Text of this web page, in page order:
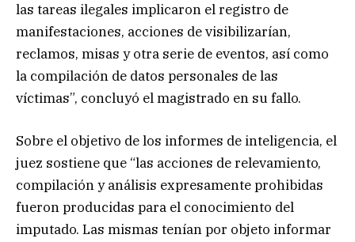
las tareas ilegales implicaron el registro de
manifestaciones, acciones de visibilizarían,
reclamos, misas y otra serie de eventos, así como
la compilación de datos personales de las
víctimas”, concluyó el magistrado en su fallo.
Sobre el objetivo de los informes de inteligencia, el
juez sostiene que “las acciones de relevamiento,
compilación y análisis expresamente prohibidas
fueron producidas para el conocimiento del
imputado. Las mismas tenían por objeto informar